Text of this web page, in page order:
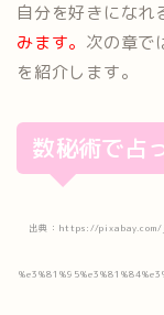
自分を好きになれ
みます。 次の章で
を紹介します。
数秘術で占
出典：https://pixabay.com/